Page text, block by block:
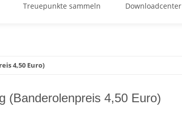
Treuepunkte sammeln Downloadcenter
4,50 Euro)
(Banderolenpreis 4,50 Euro)